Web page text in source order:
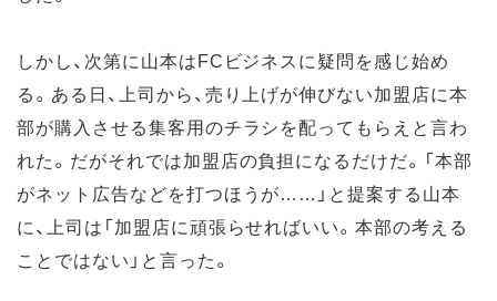
しかし、次第に山本はFCビジネスに疑問を感じ始め
る。ある日、上司から、売り上げが伸びない加盟店に本
部が購入させる集客用のチラシを配ってもらえと言わ
れた。だがそれでは加盟店の負担になるだけだ。「本部
がネット広告などを打つほうが……」と提案する山本
に、上司は「加盟店に頑張らせればいい。本部の考える
ことではない」と言った。